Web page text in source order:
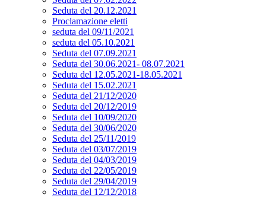
Seduta del 20.12.2021
Proclamazione eletti
seduta del 09/11/2021
seduta del 05.10.2021
Seduta del 07.09.2021
Seduta del 30.06.2021- 08.07.2021
Seduta del 12.05.2021-18.05.2021
Seduta del 15.02.2021
Seduta del 21/12/2020
Seduta del 20/12/2019
Seduta del 10/09/2020
Seduta del 30/06/2020
Seduta del 25/11/2019
Seduta del 03/07/2019
Seduta del 04/03/2019
Seduta del 22/05/2019
Seduta del 29/04/2019
Seduta del 12/12/2018